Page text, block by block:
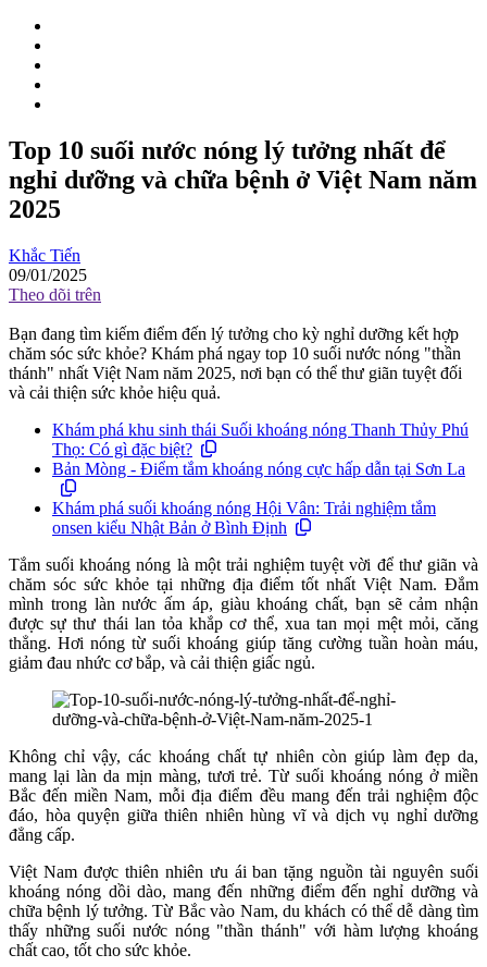
Top 10 suối nước nóng lý tưởng nhất để
nghỉ dưỡng và chữa bệnh ở Việt Nam năm
2025
Khắc Tiến
09/01/2025
Theo dõi trên
Bạn đang tìm kiếm điểm đến lý tưởng cho kỳ nghỉ dưỡng kết hợp
chăm sóc sức khỏe? Khám phá ngay top 10 suối nước nóng "thần
thánh" nhất Việt Nam năm 2025, nơi bạn có thể thư giãn tuyệt đối
và cải thiện sức khỏe hiệu quả.
Khám phá khu sinh thái Suối khoáng nóng Thanh Thủy Phú
Thọ: Có gì đặc biệt?
Bản Mòng - Điểm tắm khoáng nóng cực hấp dẫn tại Sơn La
Khám phá suối khoáng nóng Hội Vân: Trải nghiệm tắm
onsen kiểu Nhật Bản ở Bình Định
Tắm suối khoáng nóng là một trải nghiệm tuyệt vời để thư giãn và
chăm sóc sức khỏe tại những địa điểm tốt nhất Việt Nam. Đắm
mình trong làn nước ấm áp, giàu khoáng chất, bạn sẽ cảm nhận
được sự thư thái lan tỏa khắp cơ thể, xua tan mọi mệt mỏi, căng
thẳng. Hơi nóng từ suối khoáng giúp tăng cường tuần hoàn máu,
giảm đau nhức cơ bắp, và cải thiện giấc ngủ.
Không chỉ vậy, các khoáng chất tự nhiên còn giúp làm đẹp da,
mang lại làn da mịn màng, tươi trẻ. Từ suối khoáng nóng ở miền
Bắc đến miền Nam, mỗi địa điểm đều mang đến trải nghiệm độc
đáo, hòa quyện giữa thiên nhiên hùng vĩ và dịch vụ nghỉ dưỡng
đẳng cấp.
Việt Nam được thiên nhiên ưu ái ban tặng nguồn tài nguyên suối
khoáng nóng dồi dào, mang đến những điểm đến nghỉ dưỡng và
chữa bệnh lý tưởng. Từ Bắc vào Nam, du khách có thể dễ dàng tìm
thấy những suối nước nóng "thần thánh" với hàm lượng khoáng
chất cao, tốt cho sức khỏe.